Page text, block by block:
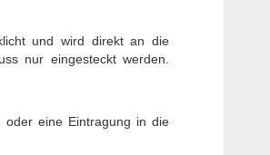
und wird direkt an die
nur eingesteckt werden.
oder eine Eintragung in die